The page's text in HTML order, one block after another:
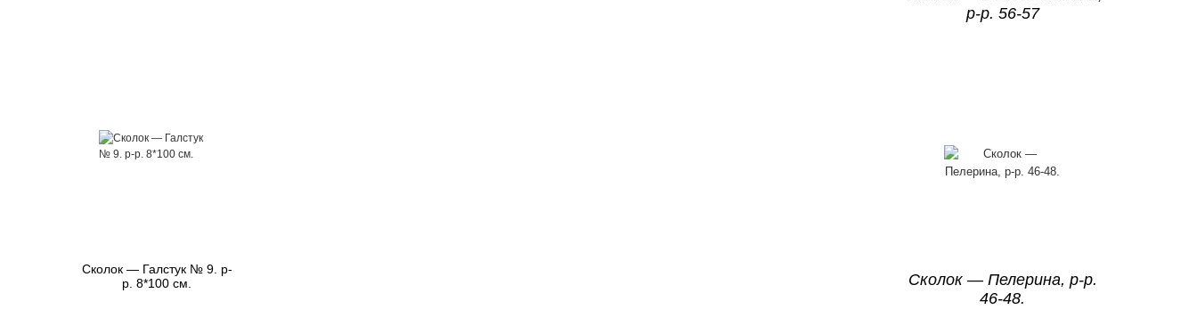
Сколок — Галстук № 9. р-
р. 8*100 см.
р-р. 56-57
Сколок — Пелерина, р-р.
46-48.